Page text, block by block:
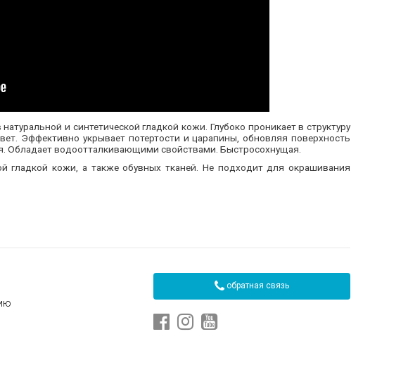
и синтетической гладкой кожи. Глубоко проникает в структуру
Эффективно укрывает потертости и царапины, обновляя поверхность
Обладает водоотталкивающими свойствами. Быстросохнущая.
гладкой кожи, а также обувных тканей. Не подходит для окрашивания
обратная связь